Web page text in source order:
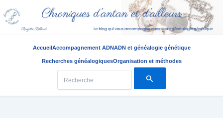
AccueilAccompagnement ADNADN et généalogie génétique
Recherches généalogiquesOrganisation et méthodes
Rechercher :